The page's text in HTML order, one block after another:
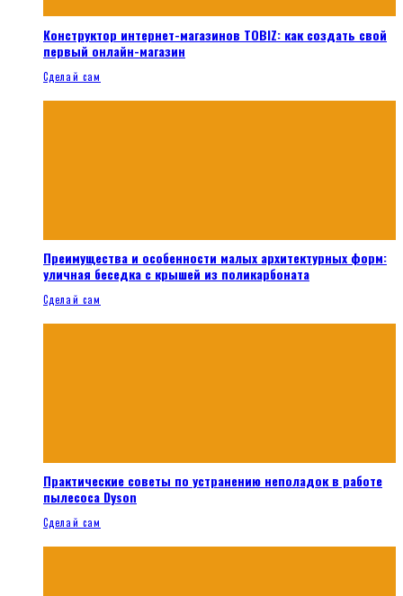
Конструктор интернет-магазинов TOBIZ: как создать свой
первый онлайн-магазин
Сделай сам
Преимущества и особенности малых архитектурных форм:
уличная беседка с крышей из поликарбоната
Сделай сам
Практические советы по устранению неполадок в работе
пылесоса Dyson
Сделай сам